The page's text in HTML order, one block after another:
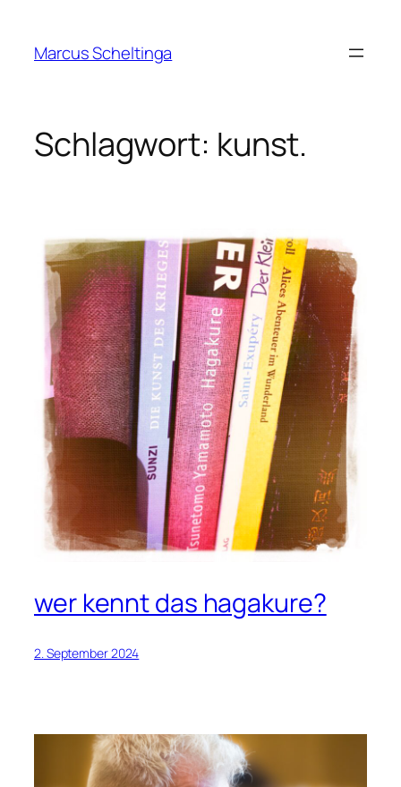
springen
Marcus Scheltinga
Schlagwort: kunst.
wer kennt das hagakure?
2. September 2024